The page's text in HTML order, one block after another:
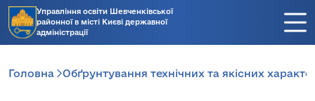
Управління освіти Шевченківської
районної в місті Києві державної
адміністрації
Головна Обґрунтування технічних та якісних